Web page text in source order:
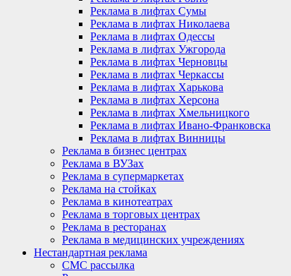
Реклама в лифтах Сумы
Реклама в лифтах Николаева
Реклама в лифтах Одессы
Реклама в лифтах Ужгорода
Реклама в лифтах Черновцы
Реклама в лифтах Черкассы
Реклама в лифтах Харькова
Реклама в лифтах Херсона
Реклама в лифтах Хмельницкого
Реклама в лифтах Ивано-Франковска
Реклама в лифтах Винницы
Реклама в бизнес центрах
Реклама в ВУЗах
Реклама в супермаркетах
Реклама на стойках
Реклама в кинотеатрах
Реклама в торговых центрах
Реклама в ресторанах
Реклама в медицинских учреждениях
Нестандартная реклама
СМС рассылка